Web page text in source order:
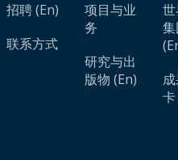
招聘 (En)
联系方式
项目与业
务
研究与出
版物 (En)